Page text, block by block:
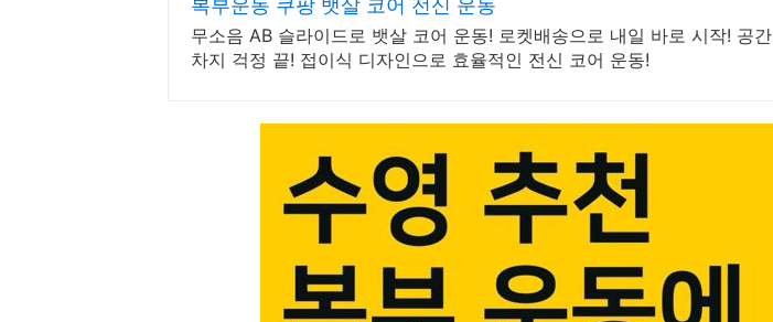
복부운동 쿠팡 뱃살 코어 전신 운동
무소음 AB 슬라이드로 뱃살 코어 운동! 로켓배송으로 내일 바로 시작! 공간
차지 걱정 끝! 접이식 디자인으로 효율적인 전신 코어 운동!